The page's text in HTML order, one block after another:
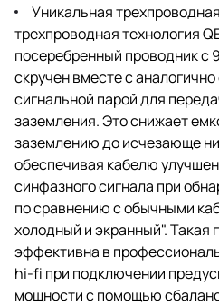
Уникальная
трехпроводная технология
посеребренный проводник с
скручен вместе с
сигнальной парой для
заземления. Это снижает
заземлению до исчезающе
обеспечивая кабелю
синфазного сигнала при
по сравнению с обычными
холодный и экранный". Такая
эффективна в
hi-fi при подключении
мощности с помощью